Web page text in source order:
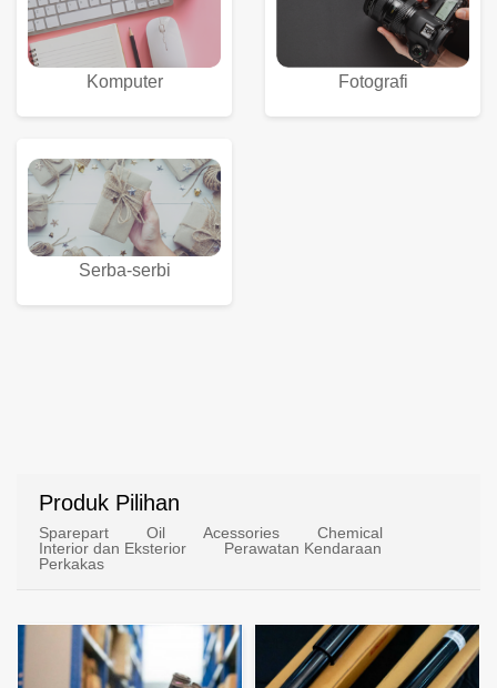
Komputer Fotografi
Serba-serbi
Produk Pilihan
Sparepart Oil Acessories
Chemical
Interior dan Eksterior
Perawatan Kendaraan
Perkakas